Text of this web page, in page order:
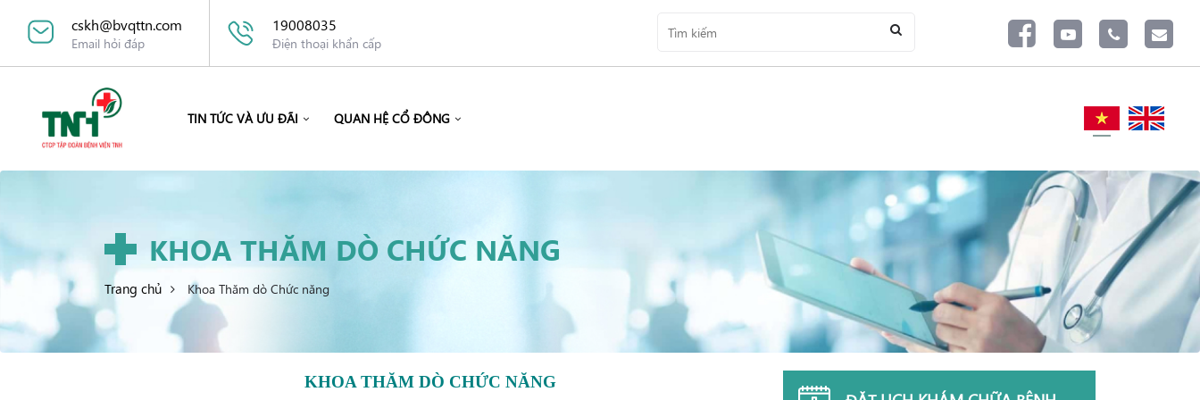
cskh@bvqttn.com
Email hỏi đáp
19008035
Điện thoại khẩn cấp
TIN TỨC VÀ ƯU ĐÃI QUAN HỆ CỔ ĐÔNG
KHOA THĂM DÒ CHỨC NĂNG
Trang chủ Khoa Thăm dò Chức năng
KHOA THĂM DÒ CHỨC NĂNG